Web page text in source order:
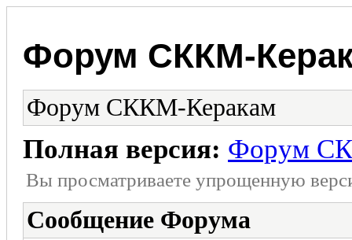
Форум СККМ-
Форум СККМ-Керакам
Полная версия: Форум
Вы просматриваете yпpощеннyю
Сообщение Форума